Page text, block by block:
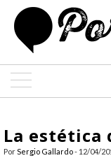
La estética
PorSergio Gallardo- 12/04/